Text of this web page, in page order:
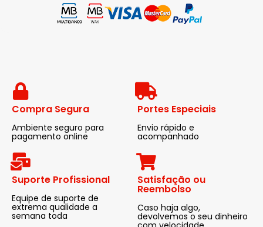
Compra Segura
Ambiente seguro para
pagamento online
Portes Especiais
Envio rápido e
acompanhado
Suporte Profissional
Equipe de suporte de
extrema qualidade a
semana toda
Satisfação ou
Reembolso
Caso haja algo,
devolvemos o seu dinheiro